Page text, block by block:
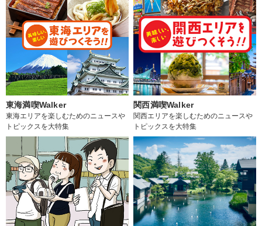
東海満喫Walker
東海エリアを楽しむためのニュースや
トピックスを大特集
関西満喫Walker
関西エリアを楽しむためのニュースや
トピックスを大特集